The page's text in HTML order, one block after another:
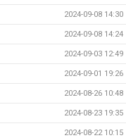
2024-09-08 14:30
2024-09-08 14:24
2024-09-03 12:49
2024-09-01 19:26
2024-08-26 10:48
2024-08-23 19:35
2024-08-22 10:15